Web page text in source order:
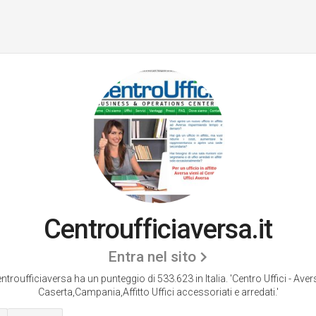
Centroufficiaversa.it
Entra nel sito
ha un punteggio di 533.623 in Italia. 'Centro Uffici -
Caserta,Campania,Affitto Uffici accessoriati e arredati.'